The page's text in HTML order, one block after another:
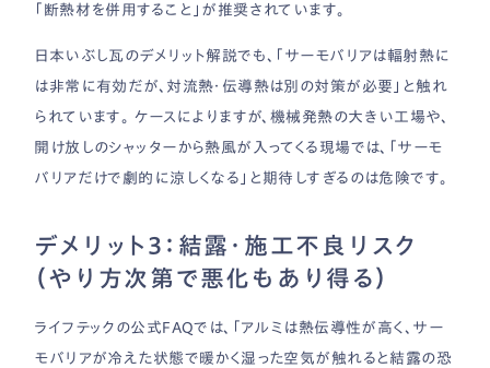
「断熱材を併用すること」が推奨されています。
日本いぶし瓦のデメリット解説でも、「サーモバリアは輻射熱に
は非常に有効だが、対流熱・伝導熱は別の対策が必要」と触れ
られています。 ケースによりますが、機械発熱の大きい工場や、
開け放しのシャッターから熱風が入ってくる現場では、「サーモ
バリアだけで劇的に涼しくなる」と期待しすぎるのは危険です。
デメリット3：結露・施工不良リスク
（やり方次第で悪化もあり得る）
ライフテックの公式FAQでは、「アルミは熱伝導性が高く、サー
モバリアが冷えた状態で暖かく湿った空気が触れると結露の恐